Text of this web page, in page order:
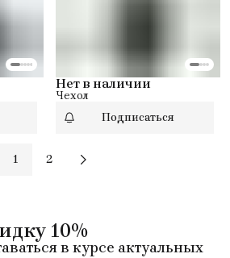
Нет в наличии
Чехол
Подписаться
1 2
10%
в курсе актуальных